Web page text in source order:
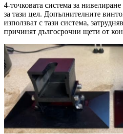
4-точковата система за
за тази цел. Допълнителните
използват с тази система,
причинят дългосрочни щети от